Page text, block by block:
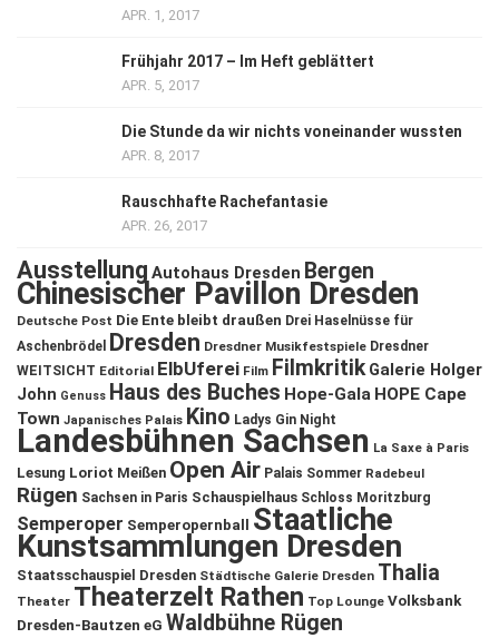
APR. 1, 2017
Frühjahr 2017 – Im Heft geblättert
APR. 5, 2017
Die Stunde da wir nichts voneinander wussten
APR. 8, 2017
Rauschhafte Rachefantasie
APR. 26, 2017
Ausstellung Autohaus Dresden Bergen
Chinesischer Pavillon Dresden
Deutsche Post Die Ente bleibt draußen Drei Haselnüsse für
Aschenbrödel
Dresden Dresdner Musikfestspiele Dresdner
WEITSICHT Editorial ElbUferei Film Filmkritik Galerie Holger
John Genuss Haus des Buches Hope-Gala HOPE Cape
Town Japanisches Palais Kino Ladys Gin Night
Landesbühnen Sachsen La Saxe à Paris
Lesung Loriot Meißen Open Air Palais Sommer Radebeul
Rügen Sachsen in Paris Schauspielhaus Schloss Moritzburg
Semperoper Semperopernball Staatliche
Kunstsammlungen Dresden
Staatsschauspiel Dresden Städtische Galerie Dresden Thalia
Theater Theaterzelt Rathen Top Lounge Volksbank
Dresden-Bautzen eG Waldbühne Rügen